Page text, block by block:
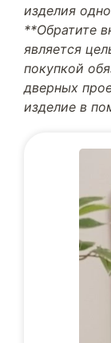
изделия
**Обратите
является
покупкой
дверных
изделие в